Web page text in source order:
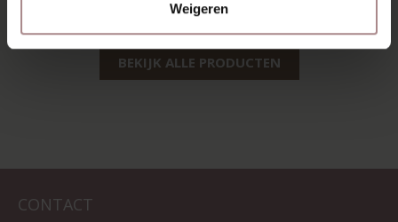
Weigeren
BEKIJK ALLE PRODUCTEN
CONTACT